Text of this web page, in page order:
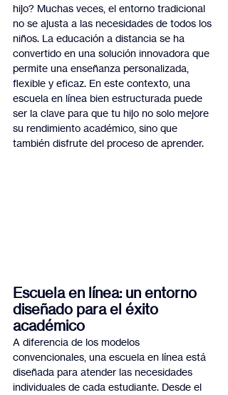
hijo? Muchas veces, el entorno tradicional
no se ajusta a las necesidades de todos los
niños. La educación a distancia se ha
convertido en una solución innovadora que
permite una enseñanza personalizada,
flexible y eficaz. En este contexto, una
escuela en línea bien estructurada puede
ser la clave para que tu hijo no solo mejore
su rendimiento académico, sino que
también disfrute del proceso de aprender.
Escuela en línea: un entorno
diseñado para el éxito
académico
A diferencia de los modelos
convencionales, una escuela en línea está
diseñada para atender las necesidades
individuales de cada estudiante. Desde el